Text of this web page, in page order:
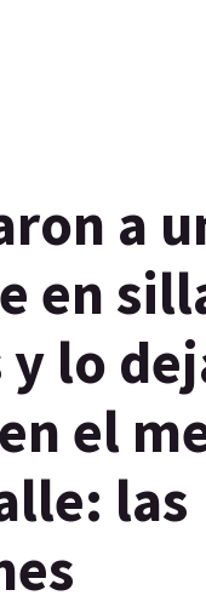
a
en
y lo
el
las